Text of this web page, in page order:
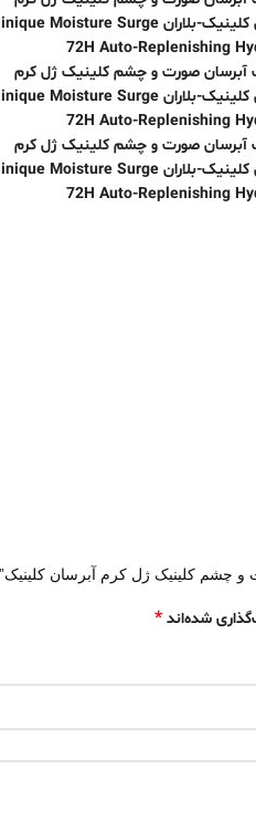
چشم کلینیک ژل کرم آبرسان کلینیک”
شده‌اند *